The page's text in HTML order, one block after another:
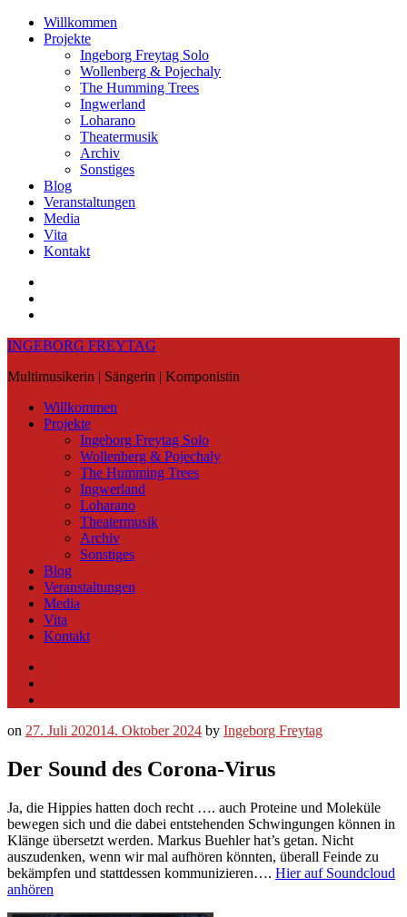
Skip
Willkommen
Projekte
Ingeborg Freytag Solo
Wollenberg & Pojechaly
The Humming Trees
Ingwerland
Loharano
Theatermusik
Archiv
Sonstiges
Blog
Veranstaltungen
Media
Vita
Kontakt
INGEBORG FREYTAG
Multimusikerin | Sängerin | Komponistin
Willkommen
Projekte
Ingeborg Freytag Solo
Wollenberg & Pojechaly
The Humming Trees
Ingwerland
Loharano
Theatermusik
Archiv
Sonstiges
Blog
Veranstaltungen
Media
Vita
Kontakt
on 27. Juli 202014. Oktober 2024 by Ingeborg Freytag
Der Sound des Corona-Virus
Ja, die Hippies hatten doch recht …. auch Proteine und Moleküle
bewegen sich und die dabei entstehenden Schwingungen können in
Klänge übersetzt werden. Markus Buehler hat’s getan. Nicht
auszudenken, wenn wir mal aufhören könnten, überall Feinde zu
bekämpfen und stattdessen kommunizieren…. Hier auf Soundcloud
anhören